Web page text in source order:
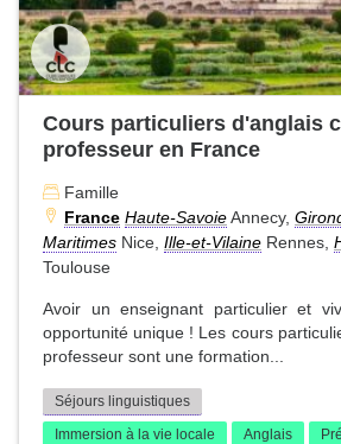
Cours particuliers d'anglais
professeur en France
Famille
France Haute-SavoieAnnecy,
Maritimes Nice, Ille-et-Vilaine Rennes,
Toulouse
Avoir un enseignant particulier et
opportunité unique ! Les cours
professeur sont une formation...
Séjours linguistiques
Immersion à la vie locale
Anglais